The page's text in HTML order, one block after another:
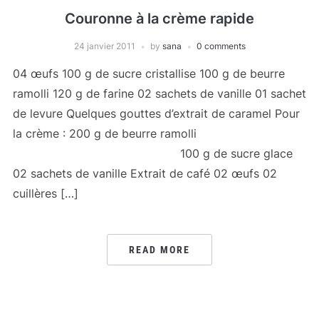
Couronne à la crème rapide
24 janvier 2011 by sana 0 comments
04 œufs 100 g de sucre cristallise 100 g de beurre
ramolli 120 g de farine 02 sachets de vanille 01 sachet
de levure Quelques gouttes d’extrait de caramel Pour
la crème : 200 g de beurre ramolli
100 g de sucre glace
02 sachets de vanille Extrait de café 02 œufs 02
cuillères […]
READ MORE